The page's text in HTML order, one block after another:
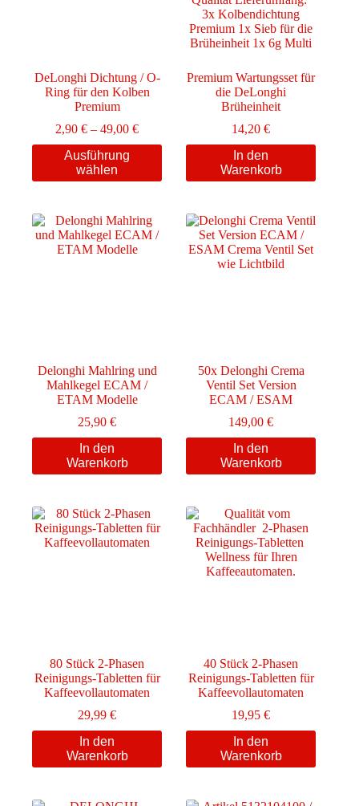
DeLonghi Dichtung / O-
Ring für den Kolben
Premium
2,90€ –49,00€Preisspanne:
2,90 €
Ausführung
wählen
Dieses
Produkt
weist
auf.
Die
Optionen
Premium Wartungsset für
die DeLonghi
Brüheinheit
14,20€
In den
Warenkorb
Delonghi Mahlring und
Mahlkegel ECAM /
ETAM Modelle
25,90€
In den
Warenkorb
50x Delonghi Crema
Ventil Set Version
ECAM / ESAM
149,00€
In den
Warenkorb
80 Stück 2-Phasen
Reinigungs-Tabletten für
Kaffeevollautomaten
29,99€
In den
Warenkorb
40 Stück 2-Phasen
Reinigungs-Tabletten für
Kaffeevollautomaten
19,95€
In den
Warenkorb